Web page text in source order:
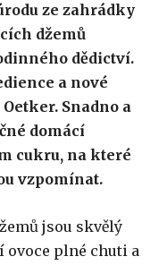
ze zahrádky
džemů
dědictví.
a nové
Snadno a
domácí
cukru, na které
vzpomínat.
jsou skvělý
ovoce plné chuti a